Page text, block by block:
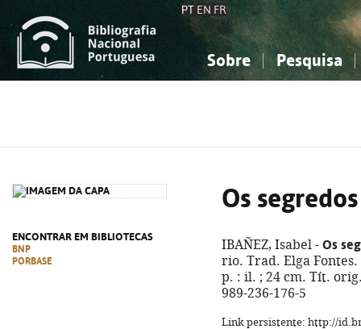
PT EN FR
Sobre Pesquisa
ENCONTRAR EM BIBLIOTECAS
BNP
PORBASE
Os
IBAÑEZ, Isabel - Os
rio. Trad. Elga
p. : il. ; 24 cm. Tít.
989-236-176-5
Link persistente: http://